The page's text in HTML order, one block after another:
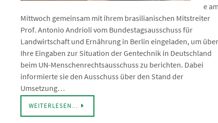
e am
Mittwoch gemeinsam mit ihrem brasilianischen Mitstreiter
Prof. Antonio Andrioli vom Bundestagsausschuss für
Landwirtschaft und Ernährung in Berlin eingeladen, um über
Ihre Eingaben zur Situation der Gentechnik in Deutschland
beim UN-Menschenrechtsausschuss zu berichten. Dabei
informierte sie den Ausschuss über den Stand der
Umsetzung…
WEITERLESEN…